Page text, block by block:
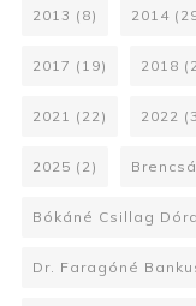
2013 (8) 2014
2017 (19) 2018
2021 (22) 2022
2025 (2)
Bókáné Csillag Dóra
Dr. Faragóné